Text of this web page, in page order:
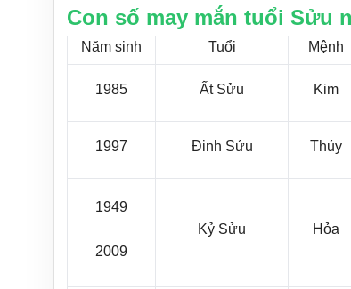
Con số may mắn tuổi Sửu
Năm sinh Tuổi Mệnh
1985 Ất Sửu Kim
1997 Đinh Sửu Thủy
1949
2009
Kỷ Sửu Hỏa